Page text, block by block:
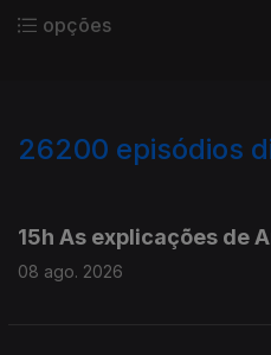
opções
26200 episódios
15h As explicações de
08 ago. 2026